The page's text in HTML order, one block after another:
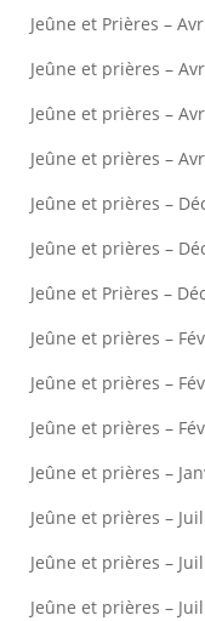
Jeûne et Prières –
Jeûne et prières –
Jeûne et prières –
Jeûne et prières –
Jeûne et prières –
Jeûne et prières –
Jeûne et Prières –
Jeûne et prières –
Jeûne et prières –
Jeûne et prières –
Jeûne et prières –
Jeûne et prières –
Jeûne et prières –
Jeûne et prières –